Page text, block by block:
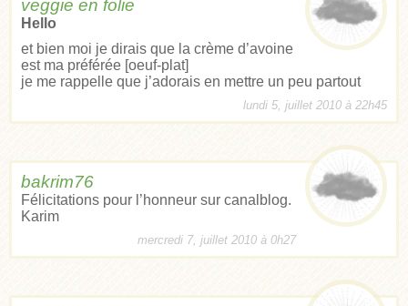
veggie en folie
Hello
et bien moi je dirais que la crème d’avoine
est ma préférée [oeuf-plat]
je me rappelle que j’adorais en mettre un peu partout
lundi 5, juillet 2010 à 22h45
bakrim76
Félicitations pour l’honneur sur canalblog.
Karim
mercredi 7, juillet 2010 à 0h27